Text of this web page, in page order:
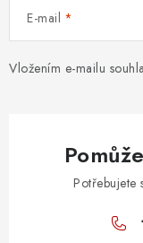
E-mail
Vložením e-mailu
Potřebujete